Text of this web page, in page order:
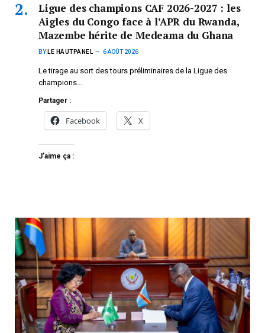
Ligue des champions CAF 2026-2027 : les
Aigles du Congo face à l’APR du Rwanda,
Mazembe hérite de Medeama du Ghana
BY LE HAUTPANEL 6 AOÛT 2026
Le tirage au sort des tours préliminaires de la Ligue des
champions…
Partager :
Facebook X
J’aime ça :